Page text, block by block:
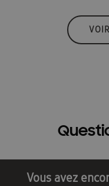
Vous avez